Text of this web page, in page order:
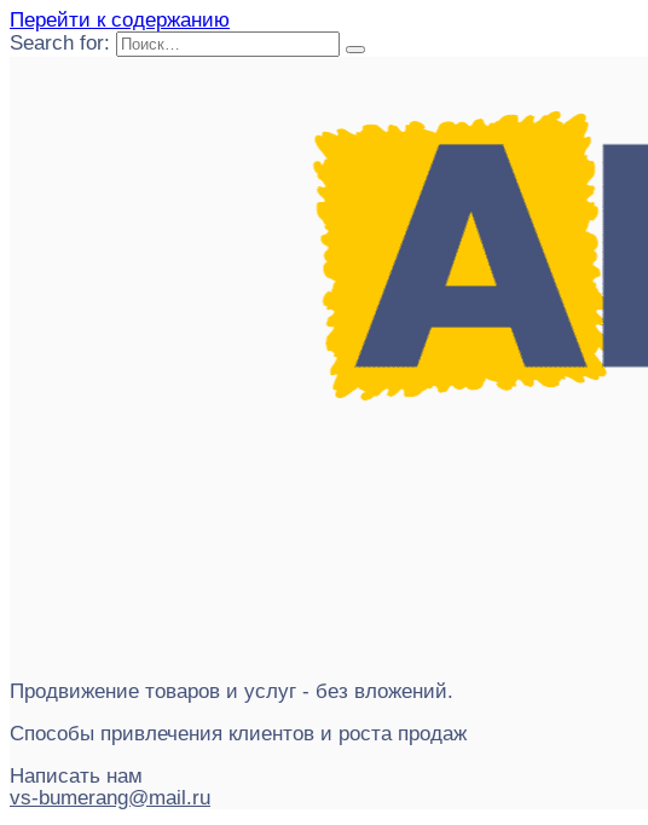
Перейти к содержанию
Search for:
Продвижение товаров и услуг - без вложений.
Способы привлечения клиентов и роста продаж
Написать нам
vs-bumerang@mail.ru